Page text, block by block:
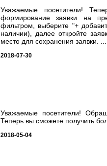
Уважаемые посетители!
формирование заявки на
фильтром, выберите "+
наличии), далее откройте
место для сохранения заявки. ...
2018-07-30
Уважаемые посетители!
Теперь вы сможете получить
2018-05-04